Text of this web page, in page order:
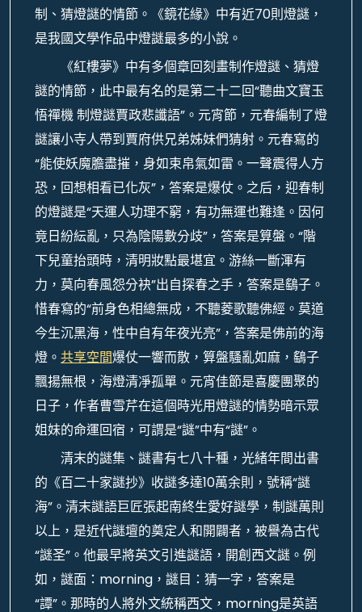
制、猜燈謎的情節。《鏡花緣》中有近70則燈謎，
是我國文學作品中燈謎最多的小說。
《紅樓夢》中有多個章回刻畫制作燈謎、猜燈
謎的情節，此中最有名的是第二十二回“聽曲文寶玉
悟禪機 制燈謎賈政悲讖語”。元宵節，元春編制了燈
謎讓小寺人帶到賈府供兄弟姊妹們猜射。元春寫的
“能使妖魔膽盡摧，身如束帛氣如雷。一聲震得人方
恐，回想相看已化灰”，答案是爆仗。之后，迎春制
的燈謎是“天運人功理不窮，有功無運也難逢。因何
竟日紛紜亂，只為陰陽數分歧”，答案是算盤。“階
下兒童抬頭時，清明妝點最堪宜。游絲一斷渾有
力，莫向春風怨分袂”出自探春之手，答案是鷂子。
惜春寫的“前身色相總無成，不聽菱歌聽佛經。莫道
今生沉黑海，性中自有年夜光亮”，答案是佛前的海
燈。 共享空間爆仗一響而散，算盤騷亂如麻，鷂子
飄揚無根，海燈清凈孤單。元宵佳節是喜慶團聚的
日子，作者曹雪芹在這個時光用燈謎的情勢暗示眾
姐妹的命運回宿，可謂是“謎”中有“謎”。
清末的謎集、謎書有七八十種，光緒年間出書
的《百二十家謎抄》收謎多達10萬余則，號稱“謎
海”。清末謎語巨匠張起南終生愛好謎學，制謎萬則
以上，是近代謎壇的奠定人和開闢者，被譽為古代
“謎圣”。他最早將英文引進謎語，開創西文謎。例
如，謎面：morning，謎目：猜一字，答案是
“譚”。那時的人將外文統稱西文，morning是英語